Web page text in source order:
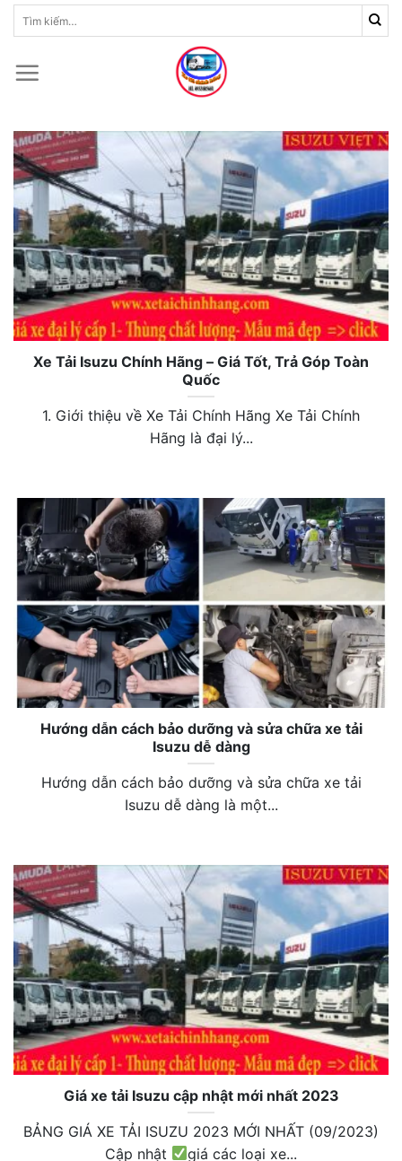
Skip
kiếm:
Xe Tải Isuzu Chính Hãng – Giá Tốt, Trả Góp Toàn
Quốc
1. Giới thiệu về Xe Tải Chính Hãng Xe Tải Chính
Hãng là đại lý...
Hướng dẫn cách bảo dưỡng và sửa chữa xe tải
Isuzu dễ dàng
Hướng dẫn cách bảo dưỡng và sửa chữa xe tải
Isuzu dễ dàng là một...
Giá xe tải Isuzu cập nhật mới nhất 2023
BẢNG GIÁ XE TẢI ISUZU 2023 MỚI NHẤT (09/2023)
Cập nhật
giá các loại xe...